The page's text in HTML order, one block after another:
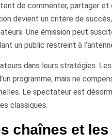
de commenter, partager et
devient un critère de
Une émission peut
un public restreint à
dans leurs stratégies.
programme, mais ne
Le spectateur est
classiques.
chaînes et les